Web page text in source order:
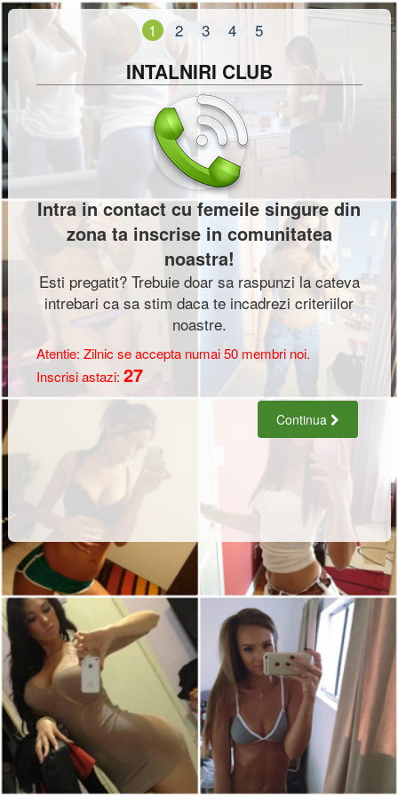
INTALNIRI CLUB
Intra in contact cu femeile singure din
zona ta inscrise in comunitatea
noastra!
Esti pregatit? Trebuie doar sa raspunzi la cateva
intrebari ca sa stim daca te incadrezi criteriilor
noastre.
Atentie: Zilnic se accepta numai 50 membri noi.
Inscrisi astazi: 27
Continua